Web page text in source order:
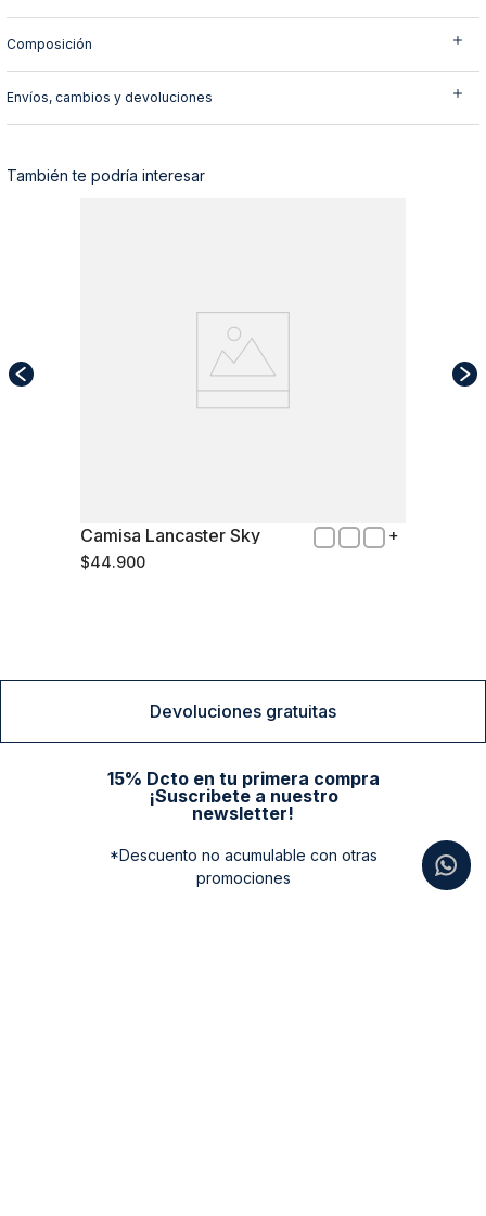
Composición
Envíos, cambios y devoluciones
También te podría interesar
XXL
Camisa Lancaster Sky
$44.900
Devoluciones gratuitas
15% Dcto en tu primera compra
¡Suscribete a nuestro
newsletter!
*Descuento no acumulable con otras
promociones